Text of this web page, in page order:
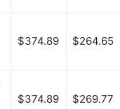
$374.89 $264.65
$374.89 $269.77